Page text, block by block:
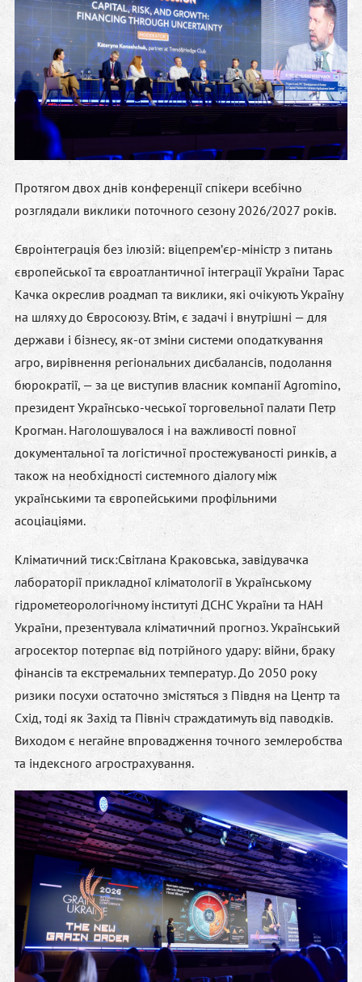
Протягом двох днів конференції спікери всебічно
розглядали виклики поточного сезону 2026/2027 років.
Євроінтеграція без ілюзій:віцепремʼєр-міністр з питань
європейської та євроатлантичної інтеграції України Тарас
Качка окреслив роадмап та виклики, які очікують Україну
на шляху до Євросоюзу. Втім, є задачі і внутрішні — для
держави і бізнесу, як-от зміни системи оподаткування
агро, вирівнення регіональних дисбалансів, подолання
бюрократії, — за це виступив власник компанії Agromino,
президент Українсько-чеської торговельної палати Петр
Крогман. Наголошувалося і на важливості повної
документальної та логістичної простежуваності ринків, а
також на необхідності системного діалогу між
українськими та європейськими профільними
асоціаціями.
Кліматичний тиск:Світлана Краковська, завідувачка
лабораторії прикладної кліматології в Українському
гідрометеорологічному інституті ДСНС України та НАН
України, презентувала кліматичний прогноз. Український
агросектор потерпає від потрійного удару: війни, браку
фінансів та екстремальних температур. До 2050 року
ризики посухи остаточно змістяться з Півдня на Центр та
Схід, тоді як Захід та Північ страждатимуть від паводків.
Виходом є негайне впровадження точного землеробства
та індексного агрострахування.